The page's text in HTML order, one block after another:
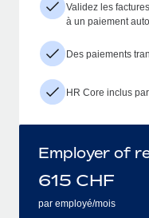
Validez les
à un paiement
Des paiements
HR Core inclus
Employer of
615 CHF
par employé/mois